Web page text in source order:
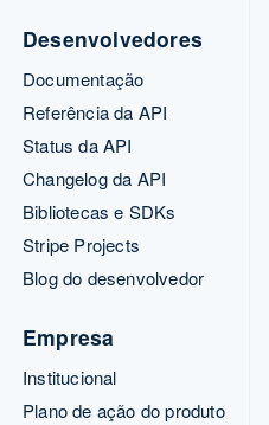
Desenvolvedores
Documentação
Referência da API
Status da API
Changelog da API
Bibliotecas e SDKs
Stripe Projects
Blog do desenvolvedor
Empresa
Institucional
Plano de ação do produto